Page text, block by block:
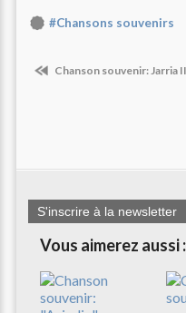
#Chansons souvenirs
Chanson souvenir: Jarria
S'inscrire à la newsletter
Vous aimerez aussi :